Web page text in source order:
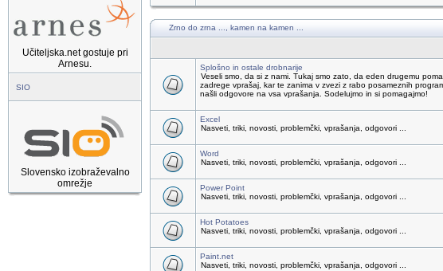
Učiteljska.net gostuje pri
Arnesu.
SIO
Slovensko izobraževalno
omrežje
Zrno do zrna ..., kamen na kamen ...
Splošno in ostale drobnarije
Veseli smo, da si z nami. Tukaj smo zato, da eden drugemu
zadrege vprašaj, kar te zanima v zvezi z rabo posameznih
našli odgovore na vsa vprašanja. Sodelujmo in si pomagajmo!
Excel
Nasveti, triki, novosti, problemčki, vprašanja, odgovori ...
Word
Nasveti, triki, novosti, problemčki, vprašanja, odgovori ...
Power Point
Nasveti, triki, novosti, problemčki, vprašanja, odgovori ...
Hot Potatoes
Nasveti, triki, novosti, problemčki, vprašanja, odgovori ...
Paint.net
Nasveti, triki, novosti, problemčki, vprašanja, odgovori ...